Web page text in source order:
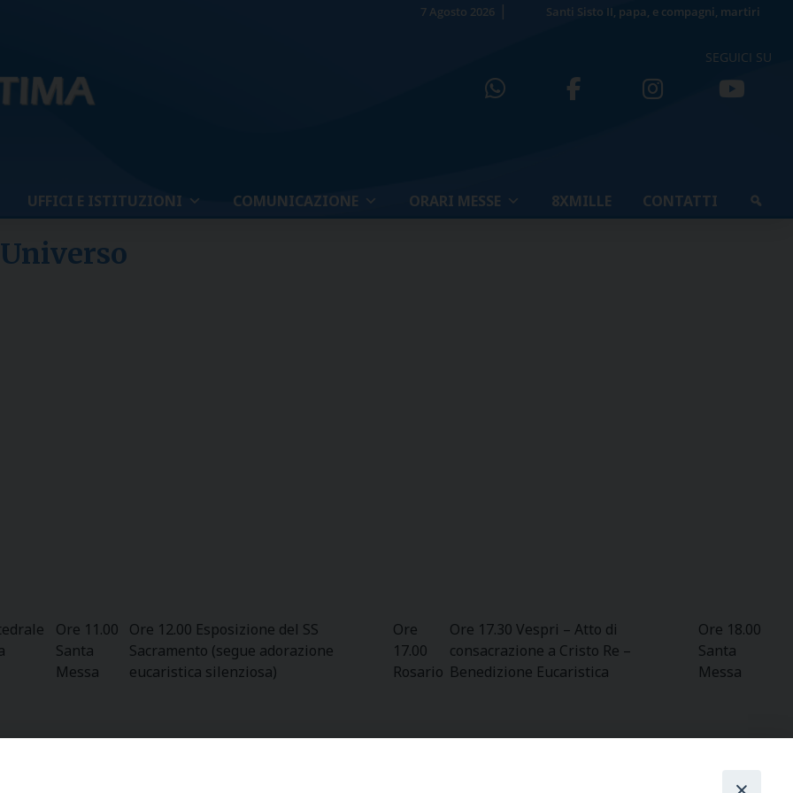
7 Agosto 2026 Santi Sisto II, papa, e compagni, martiri
SEGUICI SU
UFFICI E ISTITUZIONI COMUNICAZIONE ORARI MESSE 8XMILLE CONTATTI
Ore 11.00
Santa
Messa
Ore 12.00 Esposizione del SS
Sacramento (segue adorazione
eucaristica silenziosa)
Ore
17.00
Rosario
Ore 17.30 Vespri – Atto di
consacrazione a Cristo Re –
Benedizione Eucaristica
Ore 18.00
Santa
Messa